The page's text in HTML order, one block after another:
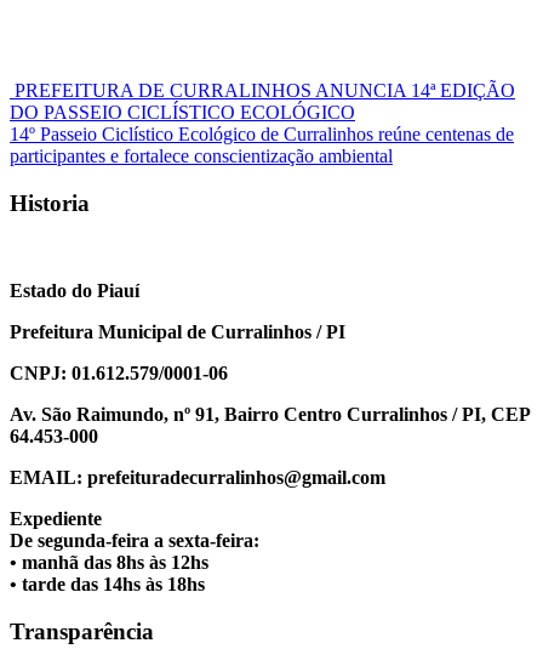
Navegação
de
Post
PREFEITURA DE CURRALINHOS ANUNCIA 14ª EDIÇÃO
DO PASSEIO CICLÍSTICO ECOLÓGICO
14º Passeio Ciclístico Ecológico de Curralinhos reúne centenas de
participantes e fortalece conscientização ambiental
Historia
Estado do Piauí
Prefeitura Municipal de Curralinhos / PI
CNPJ: 01.612.579/0001-06
Av. São Raimundo, nº 91, Bairro Centro Curralinhos / PI, CEP
64.453-000
EMAIL: prefeituradecurralinhos@gmail.com
Expediente
De segunda-feira a sexta-feira:
• manhã das 8hs às 12hs
• tarde das 14hs às 18hs
Transparência